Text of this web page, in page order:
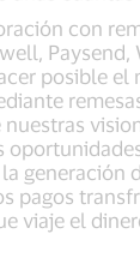
con
Paysend,
posible el
generación
pagos
viaje el